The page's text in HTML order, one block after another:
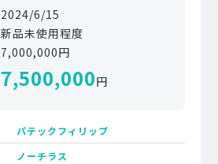
2024/6/15
新品未使用程度
7,000,000円
7,500,000円
パテックフィリップ
ノーチラス